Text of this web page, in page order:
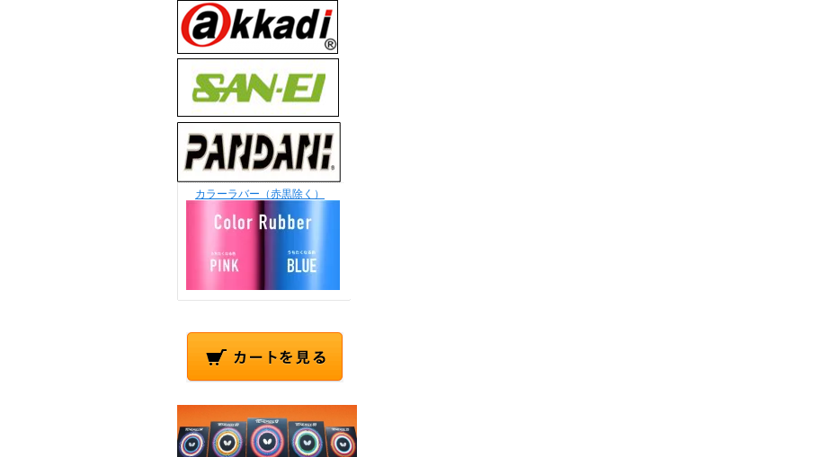
カラーラバー（赤黒除く）